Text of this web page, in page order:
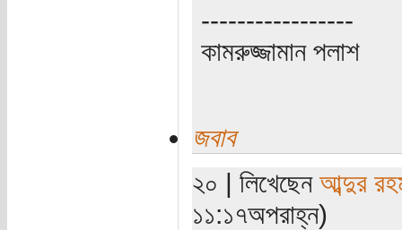
-----------------
কামরুজ্জামান পলাশ
জবাব
২০ | লিখেছেন আব্দুর
১১:১৭অপরাহ্ন)